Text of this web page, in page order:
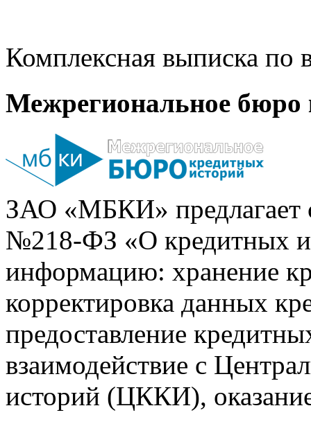
Комплексная выписка
Межрегиональное бюро
ЗАО «МБКИ» предлагает
№218-ФЗ «О кредитных
информацию: хранение
корректировка данных
предоставление
взаимодействие с
историй (ЦККИ),